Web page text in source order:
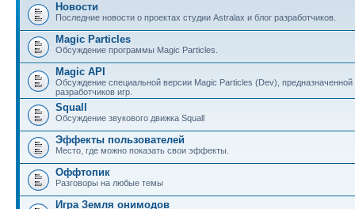
Новости
Последние новости о проектах студии Astralax и блог разработчиков.
Magic Particles
Обсуждение программы Magic Particles.
Magic API
Обсуждение специальной версии Magic Particles (Dev), предназначенной
разработчиков игр.
Squall
Обсуждение звукового движка Squall
Эффекты пользователей
Место, где можно показать свои эффекты.
Оффтопик
Разговоры на любые темы
Игра Земля онимодов